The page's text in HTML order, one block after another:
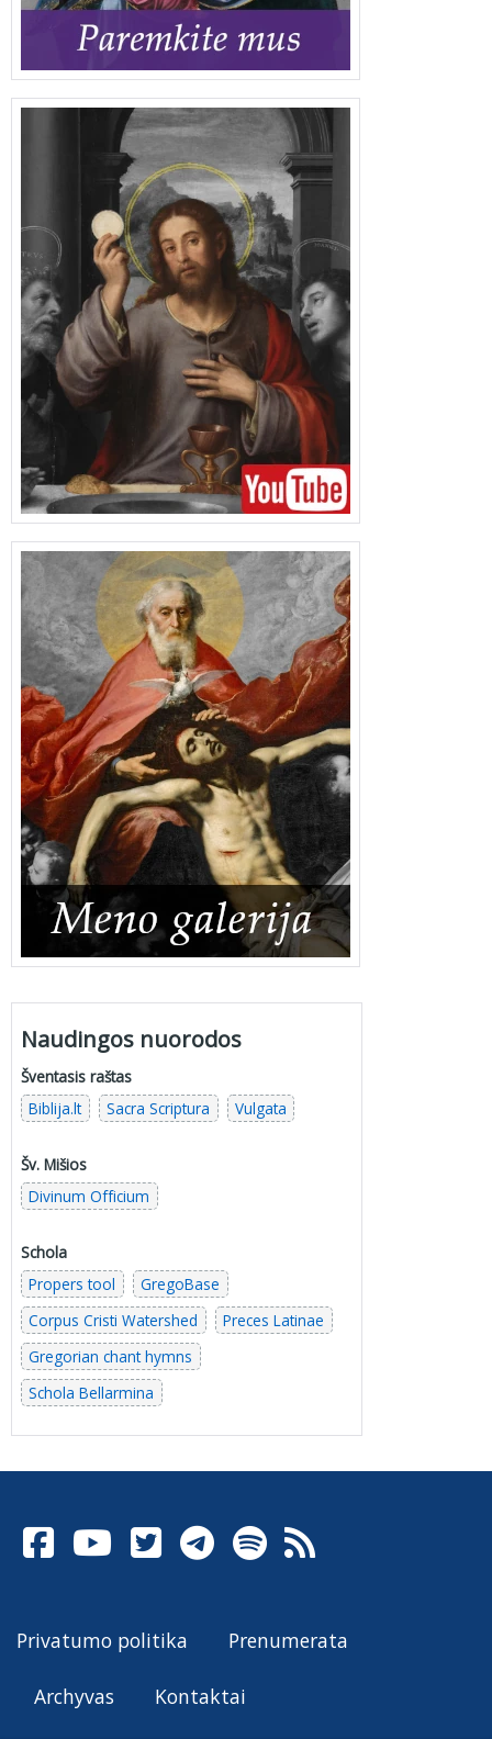
Naudingos nuorodos
Šventasis raštas
Biblija.lt
Sacra Scriptura Vulgata
Šv. Mišios
Divinum Officium
Schola
Propers tool
GregoBase
Corpus Cristi Watershed
Preces Latinae
Gregorian chant hymns
Schola Bellarmina
Privatumo politika Prenumerata
Archyvas Kontaktai